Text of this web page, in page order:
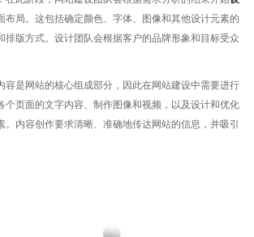
布局。这包括确定颜色、字体、图像和其他设计元素的
排版方式。设计团队会根据客户的品牌形象和目标受众
是网站的核心组成部分，因此在网站建设中需要进行
个页面的文字内容、制作图像和视频，以及设计和优化
。内容创作要求清晰、准确地传达网站的信息，并吸引